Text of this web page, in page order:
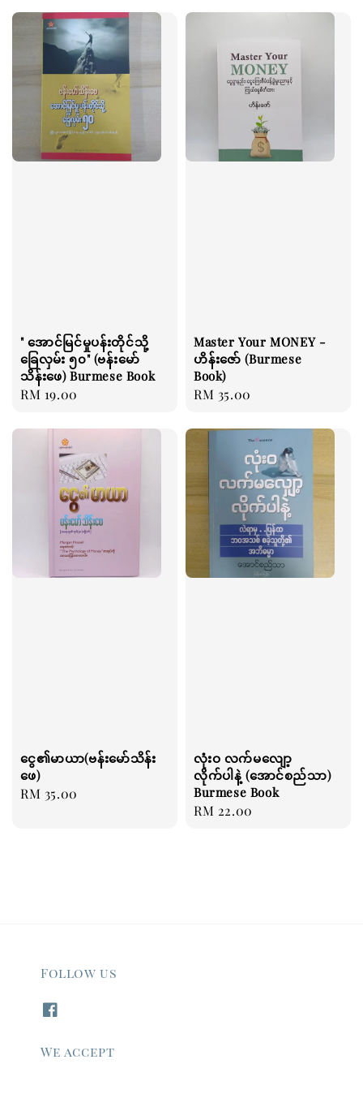
" အောင်မြင်မှုပန်းတိုင်သို့
ခြေလှမ်း ၅၀" (ဗန်းမော်
သိန်းဖေ) Burmese Book
Regular
RM 19.00
Master Your MONEY -
ဟိန်းဇော် (Burmese
Book)
Regular
RM 35.00
ငွေ၏မာယာ(ဗန်းမော်သိန်း
ဖေ)
Regular
RM 35.00
လုံးဝ လက်မလျော့
လိုက်ပါနဲ့ (အောင်စည်သာ)
Burmese Book
Regular
RM 22.00
Follow us
We accept